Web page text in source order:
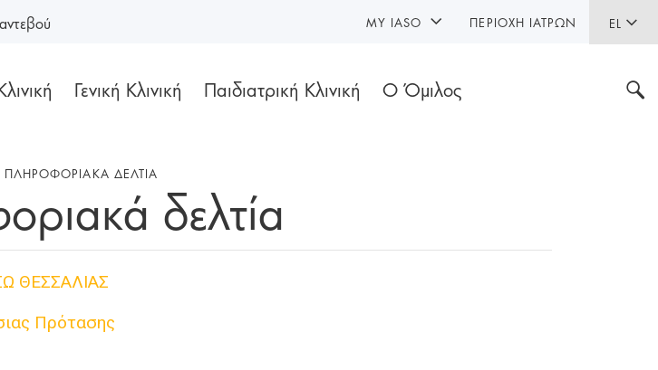
EL
Γενική Κλινική Παιδιατρική Κλινική Ο Όμιλος
MY IASO ΠΕΡΙΟΧΉ ΙΑΤΡΏΝ
ΔΕΛΤΊΑδελτία
ΘΕΣΣΑΛΙΑΣ
Πρότασης